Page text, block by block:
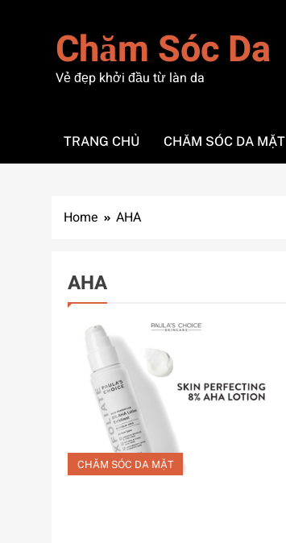
Chăm Sóc Da
Vẻ đẹp khởi đầu từ làn da
TRANG CHỦ CHĂM SÓC DA MẶT
Home AHA
AHA
CHĂM SÓC DA MẶT